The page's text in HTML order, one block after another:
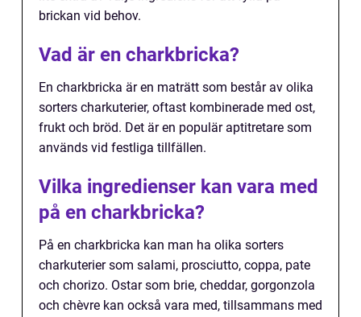
brickan vid behov.
Vad är en charkbricka?
En charkbricka är en maträtt som består av olika
sorters charkuterier, oftast kombinerade med ost,
frukt och bröd. Det är en populär aptitretare som
används vid festliga tillfällen.
Vilka ingredienser kan vara med
på en charkbricka?
På en charkbricka kan man ha olika sorters
charkuterier som salami, prosciutto, coppa, pate
och chorizo. Ostar som brie, cheddar, gorgonzola
och chèvre kan också vara med, tillsammans med